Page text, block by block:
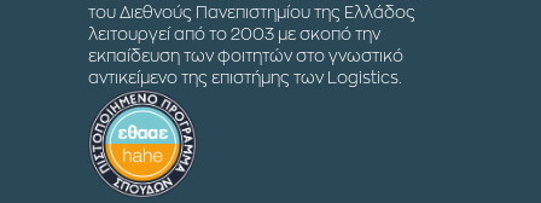
του Διεθνούς Πανεπιστημίου της Ελλάδος
λειτουργεί από το 2003 με σκοπό την
εκπαίδευση των φοιτητών στο γνωστικό
αντικείμενο της επιστήμης των Logistics.